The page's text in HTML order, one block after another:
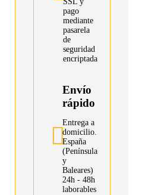
pago
mediante
pasarela
de
seguridad
encriptada
Envío
rápido
Entrega a
domicilio.
España
(Península
y
Baleares)
24h - 48h
laborables